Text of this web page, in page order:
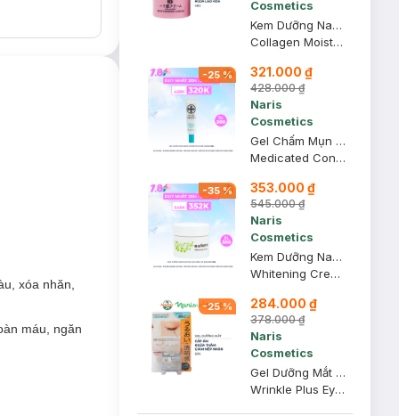
trì độ căng
xóa nhăn,
xóa nhăn,
máu, ngăn
Cosmetics
Kem Dưỡng Naris Cosmetics Collagen Ngừa Lão Hóa Da 48g
Collagen Moisturizing Cream
-25% 321.000 ₫
428.000 ₫
Naris
Cosmetics
Gel Chấm Mụn Naris Cosmetics Acne Grand 20g
Medicated Concentrate Gel Spots
-35% 353.000 ₫
545.000 ₫
Naris
Cosmetics
Kem Dưỡng Naris Nature Làm Sáng Da Ban Đêm 50g
Whitening Cream
-25% 284.000 ₫
378.000 ₫
Naris
Cosmetics
Gel Dưỡng Mắt Naris Cosmetics Ngừa Thâm & Nếp Nhăn 20g
Wrinkle Plus Eye Care Gel